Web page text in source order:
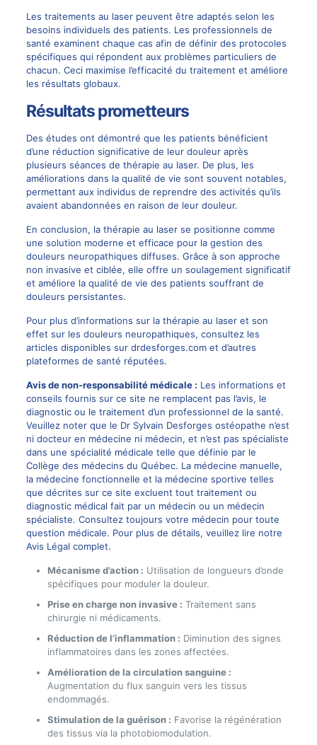
Les traitements au laser peuvent être adaptés selon les
besoins individuels des patients. Les professionnels de
santé examinent chaque cas afin de définir des protocoles
spécifiques qui répondent aux problèmes particuliers de
chacun. Ceci maximise l’efficacité du traitement et améliore
les résultats globaux.
Résultats prometteurs
Des études ont démontré que les patients bénéficient
d’une réduction significative de leur douleur après
plusieurs séances de thérapie au laser. De plus, les
améliorations dans la qualité de vie sont souvent notables,
permettant aux individus de reprendre des activités qu’ils
avaient abandonnées en raison de leur douleur.
En conclusion, la thérapie au laser se positionne comme
une solution moderne et efficace pour la gestion des
douleurs neuropathiques diffuses. Grâce à son approche
non invasive et ciblée, elle offre un soulagement significatif
et améliore la qualité de vie des patients souffrant de
douleurs persistantes.
Pour plus d’informations sur la thérapie au laser et son
effet sur les douleurs neuropathiques, consultez les
articles disponibles sur drdesforges.comet d’autres
plateformes de santé réputées.
Avis de non-responsabilité médicale : Les informations et
conseils fournis sur ce site ne remplacent pas l’avis, le
diagnostic ou le traitement d’un professionnel de la santé.
Veuillez noter que le Dr Sylvain Desforges ostéopathe n’est
ni docteur en médecine ni médecin, et n’est pas spécialiste
dans une spécialité médicale telle que définie par le
Collège des médecins du Québec. La médecine manuelle,
la médecine fonctionnelle et la médecine sportive telles
que décrites sur ce site excluent tout traitement ou
diagnostic médical fait par un médecin ou un médecin
spécialiste. Consultez toujours votre médecin pour toute
question médicale. Pour plus de détails, veuillez lire notre
Avis Légal complet.
Mécanisme d’action : Utilisation de longueurs d’onde
spécifiques pour moduler la douleur.
Prise en charge non invasive : Traitement sans
chirurgie ni médicaments.
Réduction de l’inflammation : Diminution des signes
inflammatoires dans les zones affectées.
Amélioration de la circulation sanguine :
Augmentation du flux sanguin vers les tissus
endommagés.
Stimulation de la guérison : Favorise la régénération
des tissus via la photobiomodulation.